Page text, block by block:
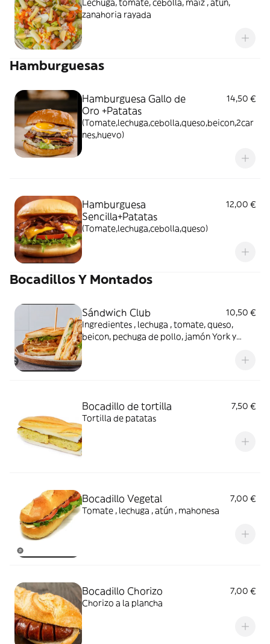
Lechuga, tomate, cebolla, maíz , atún,
zanahoria rayada
Hamburguesas
Hamburguesa Gallo de
Oro +Patatas
14,50 €
(Tomate,lechuga,cebolla,queso,beicon,2car
nes,huevo)
Hamburguesa
Sencilla+Patatas
12,00 €
(Tomate,lechuga,cebolla,queso)
Bocadillos Y Montados
Sándwich Club
10,50 €
Ingredientes , lechuga , tomate, queso,
beicon, pechuga de pollo, jamón York y
Bocadillo de tortilla
7,50 €
Tortilla de patatas
Bocadillo Vegetal
7,00 €
Tomate , lechuga , atún , mahonesa
Bocadillo Chorizo
7,00 €
Chorizo a la plancha